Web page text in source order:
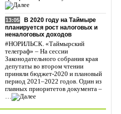
13:05
В 2020 году на Таймыре
планируется рост налоговых и
неналоговых доходов
#НОРИЛЬСК. «Таймырский
телеграф» – На сессии
Законодательного собрания края
депутаты во втором чтении
приняли бюджет-2020 и плановый
период 2021–2022 годов. Один из
главных приоритетов документа –
…